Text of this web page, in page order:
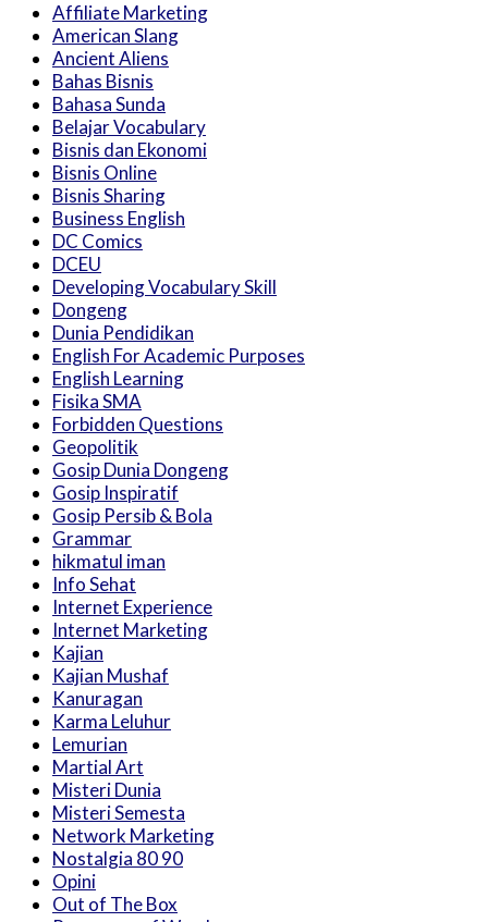
Affiliate Marketing
American Slang
Ancient Aliens
Bahas Bisnis
Bahasa Sunda
Belajar Vocabulary
Bisnis dan Ekonomi
Bisnis Online
Bisnis Sharing
Business English
DC Comics
DCEU
Developing Vocabulary Skill
Dongeng
Dunia Pendidikan
English For Academic Purposes
English Learning
Fisika SMA
Forbidden Questions
Geopolitik
Gosip Dunia Dongeng
Gosip Inspiratif
Gosip Persib & Bola
Grammar
hikmatul iman
Info Sehat
Internet Experience
Internet Marketing
Kajian
Kajian Mushaf
Kanuragan
Karma Leluhur
Lemurian
Martial Art
Misteri Dunia
Misteri Semesta
Network Marketing
Nostalgia 80 90
Opini
Out of The Box